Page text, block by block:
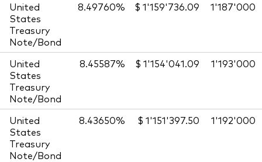
United
States
Treasury
Note/Bond
8.49760% $ 1'159'736.09 1'187'000
United
States
Treasury
Note/Bond
8.45587% $ 1'154'041.09 1'193'000
United
States
Treasury
Note/Bond
8.43650% $ 1'151'397.50 1'192'000